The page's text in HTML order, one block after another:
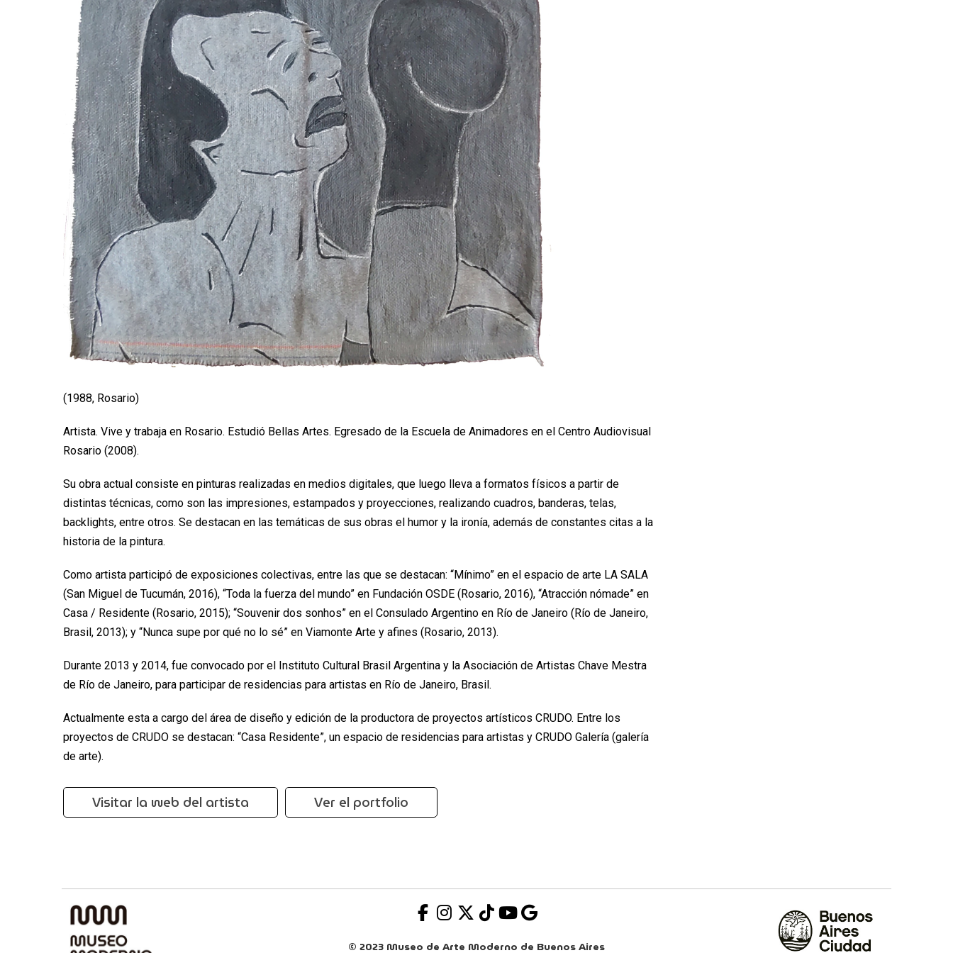
(1988, Rosario)
Artista. Vive y trabaja en Rosario. Estudió Bellas Artes. Egresado de la Escuela de Animadores en el Centro Audiovisual
Rosario (2008).
Su obra actual consiste en pinturas realizadas en medios digitales, que luego lleva a formatos físicos a partir de
distintas técnicas, como son las impresiones, estampados y proyecciones, realizando cuadros, banderas, telas,
backlights, entre otros. Se destacan en las temáticas de sus obras el humor y la ironía, además de constantes citas a la
historia de la pintura.
Como artista participó de exposiciones colectivas, entre las que se destacan: “Mínimo” en el espacio de arte LA SALA
(San Miguel de Tucumán, 2016), “Toda la fuerza del mundo” en Fundación OSDE (Rosario, 2016), “Atracción nómade” en
Casa / Residente (Rosario, 2015); “Souvenir dos sonhos” en el Consulado Argentino en Río de Janeiro (Río de Janeiro,
Brasil, 2013); y “Nunca supe por qué no lo sé” en Viamonte Arte y afines (Rosario, 2013).
Durante 2013 y 2014, fue convocado por el Instituto Cultural Brasil Argentina y la Asociación de Artistas Chave Mestra
de Río de Janeiro, para participar de residencias para artistas en Río de Janeiro, Brasil.
Actualmente esta a cargo del área de diseño y edición de la productora de proyectos artísticos CRUDO. Entre los
proyectos de CRUDO se destacan: “Casa Residente”, un espacio de residencias para artistas y CRUDO Galería (galería
de arte).
Visitar la web del artista Ver el portfolio
© 2023 Museo de Arte Moderno de Buenos Aires